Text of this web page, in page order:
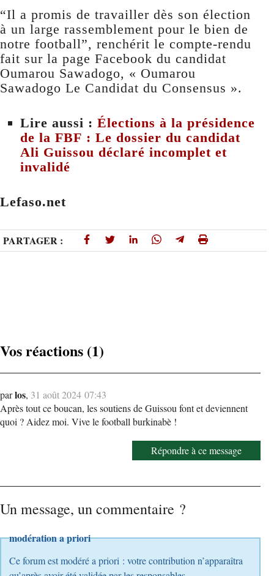
“Il a promis de travailler dès son élection
à un large rassemblement pour le bien de
notre football”, renchérit le compte-rendu
fait sur la page Facebook du candidat
Oumarou Sawadogo, « Oumarou
Sawadogo Le Candidat du Consensus ».
Lire aussi : Élections à la présidence
de la FBF : Le dossier du candidat
Ali Guissou déclaré incomplet et
invalidé
Lefaso.net
PARTAGER :
Vos réactions (1)
parlos, 31 août 2024 07:43
Après tout ce boucan, les soutiens de Guissou font et deviennent
quoi ? Aidez moi. Vive le football burkinabè !
Répondre à ce message
Un message, un commentaire ?
modération a priori
Ce forum est modéré a priori : votre contribution n’apparaîtra